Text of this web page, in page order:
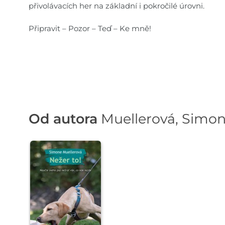
přivolávacích her na základní i pokročilé úrovni.
Připravit – Pozor – Teď – Ke mně!
Od autora Muellerová,